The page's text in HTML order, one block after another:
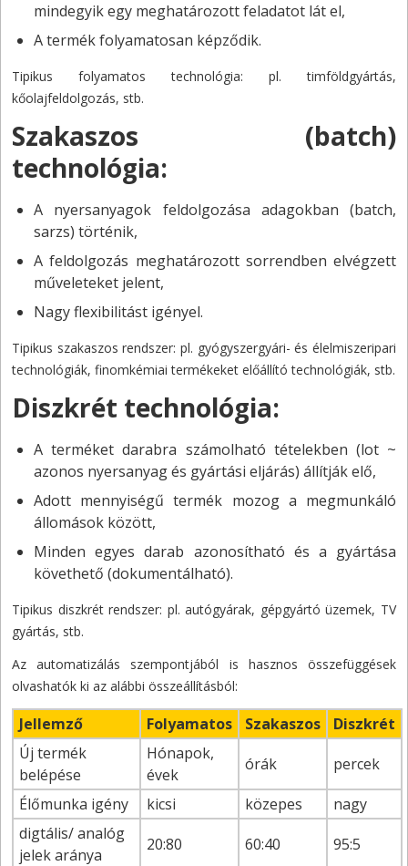
mindegyik egy meghatározott feladatot lát el,
A termék folyamatosan képződik.
Tipikus folyamatos technológia: pl. timföldgyártás,
kőolajfeldolgozás, stb.
Szakaszos (batch)
technológia:
A nyersanyagok feldolgozása adagokban (batch,
sarzs) történik,
A feldolgozás meghatározott sorrendben elvégzett
műveleteket jelent,
Nagy flexibilitást igényel.
Tipikus szakaszos rendszer: pl. gyógyszergyári- és élelmiszeripari
technológiák, finomkémiai termékeket előállító technológiák, stb.
Diszkrét technológia:
A terméket darabra számolható tételekben (lot ~
azonos nyersanyag és gyártási eljárás) állítják elő,
Adott mennyiségű termék mozog a megmunkáló
állomások között,
Minden egyes darab azonosítható és a gyártása
követhető (dokumentálható).
Tipikus diszkrét rendszer: pl. autógyárak, gépgyártó üzemek, TV
gyártás, stb.
Az automatizálás szempontjából is hasznos összefüggések
olvashatók ki az alábbi összeállításból:
Jellemző Folyamatos Szakaszos
Diszkrét
Új termék
belépése
Hónapok,
évek
órák
percek
Élőmunka igény
kicsi közepes
nagy
digtális/ analóg
jelek aránya
20:80 60:40
95:5